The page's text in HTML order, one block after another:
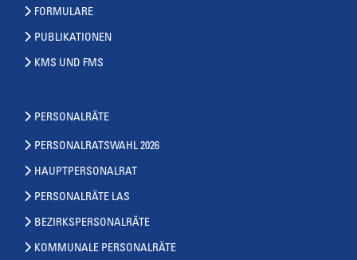
FORMULARE
PUBLIKATIONEN
KMS UND FMS
PERSONALRÄTE
PERSONALRATSWAHL 2026
HAUPTPERSONALRAT
PERSONALRÄTE LAS
BEZIRKSPERSONALRÄTE
KOMMUNALE PERSONALRÄTE